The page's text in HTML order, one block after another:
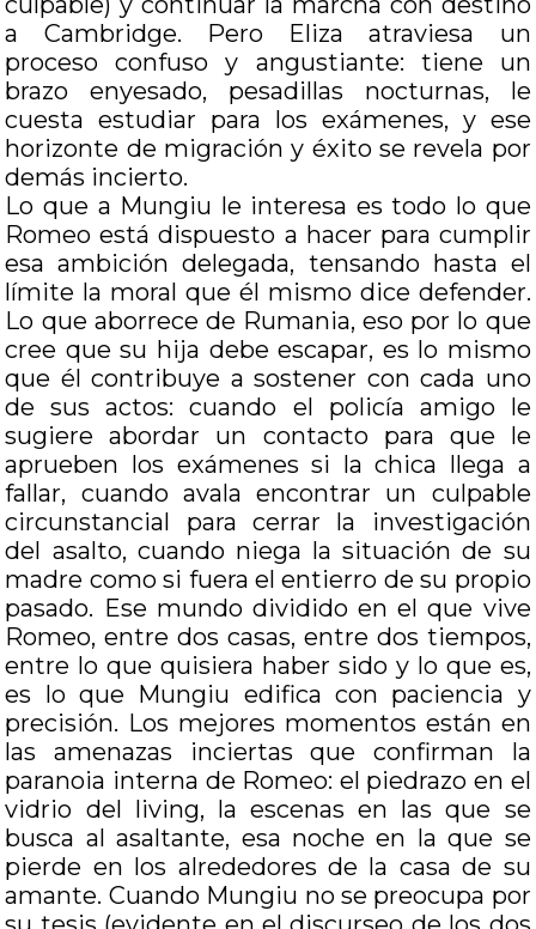
a Cambridge. Pero Eliza atraviesa un
proceso confuso y angustiante: tiene un
brazo enyesado, pesadillas nocturnas, le
cuesta estudiar para los exámenes, y ese
horizonte de migración y éxito se revela por
demás incierto.
Lo que a Mungiu le interesa es todo lo que
Romeo está dispuesto a hacer para cumplir
esa ambición delegada, tensando hasta el
límite la moral que él mismo dice defender.
Lo que aborrece de Rumania, eso por lo que
cree que su hija debe escapar, es lo mismo
que él contribuye a sostener con cada uno
de sus actos: cuando el policía amigo le
sugiere abordar un contacto para que le
aprueben los exámenes si la chica llega a
fallar, cuando avala encontrar un culpable
circunstancial para cerrar la investigación
del asalto, cuando niega la situación de su
madre como si fuera el entierro de su propio
pasado. Ese mundo dividido en el que vive
Romeo, entre dos casas, entre dos tiempos,
entre lo que quisiera haber sido y lo que es,
es lo que Mungiu edifica con paciencia y
precisión. Los mejores momentos están en
las amenazas inciertas que confirman la
paranoia interna de Romeo: el piedrazo en el
vidrio del living, la escenas en las que se
busca al asaltante, esa noche en la que se
pierde en los alrededores de la casa de su
amante. Cuando Mungiu no se preocupa por